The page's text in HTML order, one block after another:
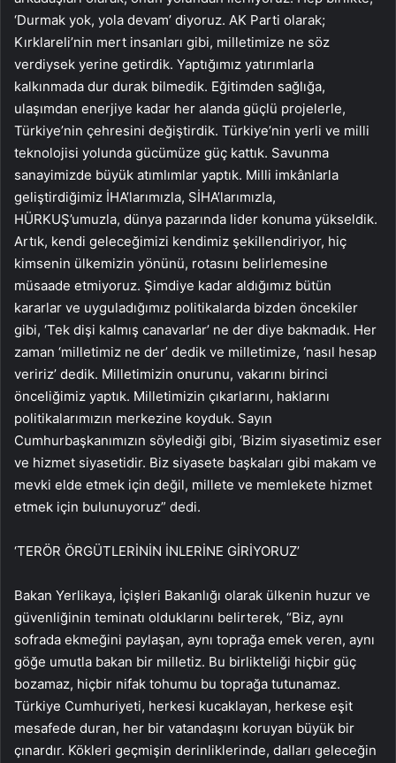
‘Durmak yok, yola devam’ diyoruz. AK Parti olarak;
Kırklareli’nin mert insanları gibi, milletimize ne söz
verdiysek yerine getirdik. Yaptığımız yatırımlarla
kalkınmada dur durak bilmedik. Eğitimden sağlığa,
ulaşımdan enerjiye kadar her alanda güçlü projelerle,
Türkiye’nin çehresini değiştirdik. Türkiye’nin yerli ve milli
teknolojisi yolunda gücümüze güç kattık. Savunma
sanayimizde büyük atımlımlar yaptık. Milli imkânlarla
geliştirdiğimiz İHA’larımızla, SİHA’larımızla,
HÜRKUŞ’umuzla, dünya pazarında lider konuma yükseldik.
Artık, kendi geleceğimizi kendimiz şekillendiriyor, hiç
kimsenin ülkemizin yönünü, rotasını belirlemesine
müsaade etmiyoruz. Şimdiye kadar aldığımız bütün
kararlar ve uyguladığımız politikalarda bizden öncekiler
gibi, ‘Tek dişi kalmış canavarlar’ ne der diye bakmadık. Her
zaman ‘milletimiz ne der’ dedik ve milletimize, ‘nasıl hesap
veririz’ dedik. Milletimizin onurunu, vakarını birinci
önceliğimiz yaptık. Milletimizin çıkarlarını, haklarını
politikalarımızın merkezine koyduk. Sayın
Cumhurbaşkanımızın söylediği gibi, ‘Bizim siyasetimiz eser
ve hizmet siyasetidir. Biz siyasete başkaları gibi makam ve
mevki elde etmek için değil, millete ve memlekete hizmet
etmek için bulunuyoruz” dedi.
‘TERÖR ÖRGÜTLERİNİN İNLERİNE GİRİYORUZ’
Bakan Yerlikaya, İçişleri Bakanlığı olarak ülkenin huzur ve
güvenliğinin teminatı olduklarını belirterek, “Biz, aynı
sofrada ekmeğini paylaşan, aynı toprağa emek veren, aynı
göğe umutla bakan bir milletiz. Bu birlikteliği hiçbir güç
bozamaz, hiçbir nifak tohumu bu toprağa tutunamaz.
Türkiye Cumhuriyeti, herkesi kucaklayan, herkese eşit
mesafede duran, her bir vatandaşını koruyan büyük bir
çınardır. Kökleri geçmişin derinliklerinde, dalları geleceğin